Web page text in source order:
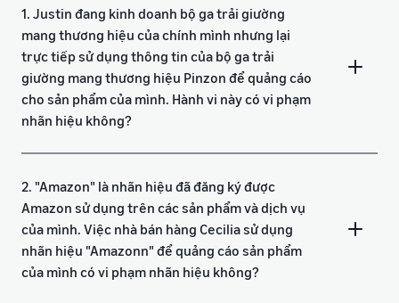
1. Justin đang kinh doanh bộ ga trải giường
mang thương hiệu của chính mình nhưng lại
trực tiếp sử dụng thông tin của bộ ga trải
giường mang thương hiệu Pinzon để quảng cáo
cho sản phẩm của mình. Hành vi này có vi phạm
nhãn hiệu không?
2. "Amazon" là nhãn hiệu đã đăng ký được
Amazon sử dụng trên các sản phẩm và dịch vụ
của mình. Việc nhà bán hàng Cecilia sử dụng
nhãn hiệu "Amazonn" để quảng cáo sản phẩm
của mình có vi phạm nhãn hiệu không?